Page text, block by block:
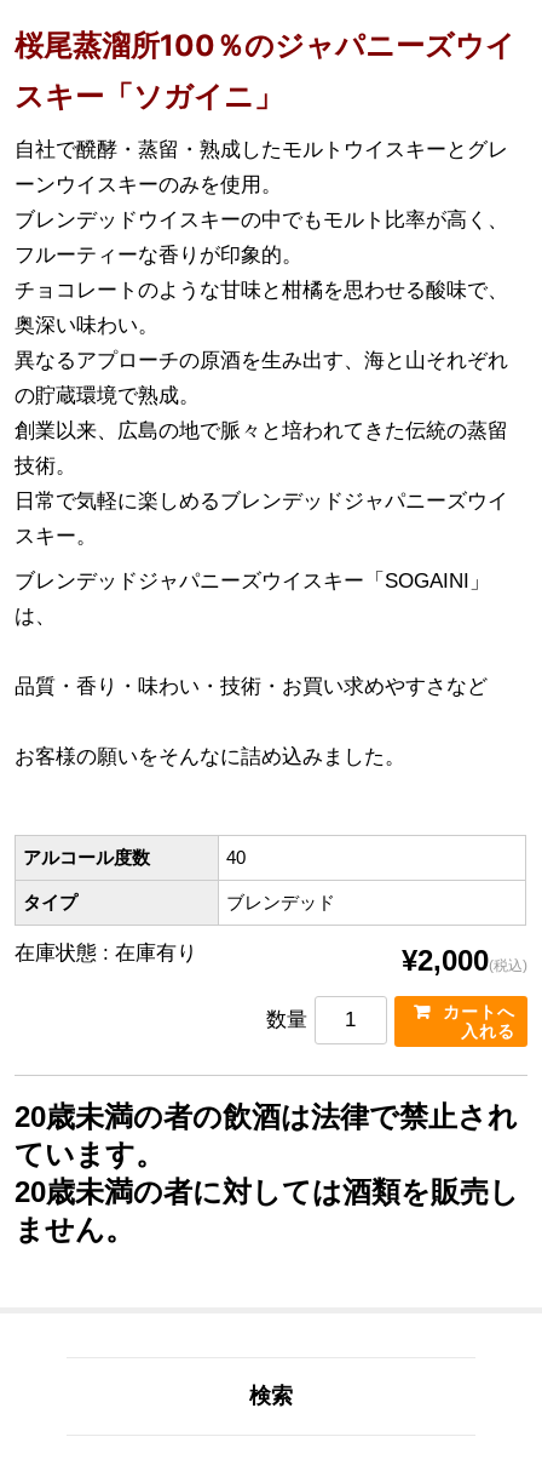
桜尾蒸溜所100％のジャパニーズウイ
スキー「ソガイニ」
自社で醗酵・蒸留・熟成したモルトウイスキーとグレ
ーンウイスキーのみを使用。
ブレンデッドウイスキーの中でもモルト比率が高く、
フルーティーな香りが印象的。
チョコレートのような甘味と柑橘を思わせる酸味で、
奥深い味わい。
異なるアプローチの原酒を生み出す、海と山それぞれ
の貯蔵環境で熟成。
創業以来、広島の地で脈々と培われてきた伝統の蒸留
技術。
日常で気軽に楽しめるブレンデッドジャパニーズウイ
スキー。
ブレンデッドジャパニーズウイスキー「SOGAINI」
は、
品質・香り・味わい・技術・お買い求めやすさなど
お客様の願いをそんなに詰め込みました。
アルコール度数 40
タイプ ブレンデッド
在庫状態 : 在庫有り ¥2,000(税込)
数量
20歳未満の者の飲酒は法律で禁止され
ています。
20歳未満の者に対しては酒類を販売し
ません。
検索